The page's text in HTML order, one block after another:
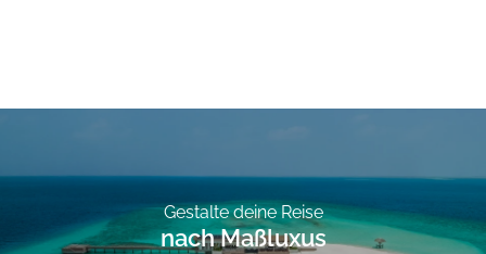
Gestalte deine Reise
nach Maßluxus